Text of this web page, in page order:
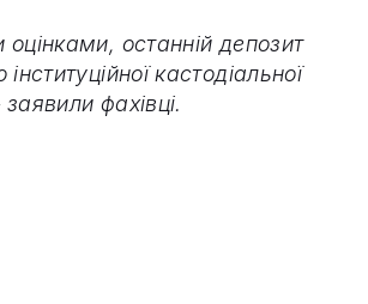
останній депозит
кастодіальної
фахівці.